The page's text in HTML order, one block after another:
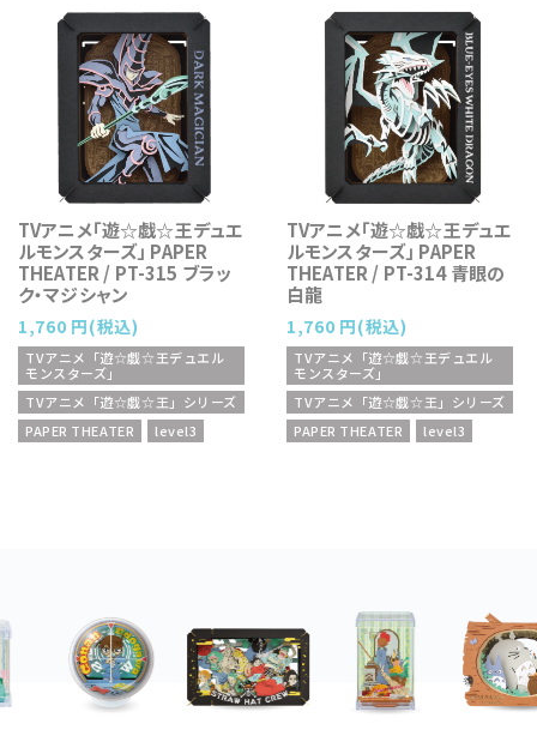
TVアニメ「遊☆戯☆王デュエ
ルモンスターズ」 PAPER
THEATER / PT-315 ブラッ
ク・マジシャン
1,760 円(税込)
TVアニメ「遊☆戯☆王デュエル
モンスターズ」
TVアニメ「遊☆戯☆王」シリーズ
PAPER THEATER
level3
TVアニメ「遊☆戯☆王デュエ
ルモンスターズ」 PAPER
THEATER / PT-314 青眼の
白龍
1,760 円(税込)
TVアニメ「遊☆戯☆王デュエル
モンスターズ」
TVアニメ「遊☆戯☆王」シリーズ
PAPER THEATER
level3